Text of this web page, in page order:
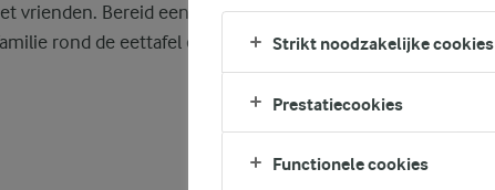
vrienden. Bereid een grote
rond de eettafel en geniet. Strikt noodzakelijke cookies
Prestatiecookies
Functionele cookies